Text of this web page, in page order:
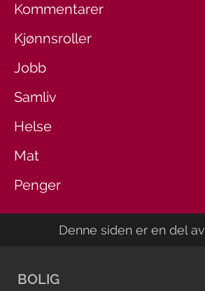
Kommentarer
Kjønnsroller
Jobb
Samliv
Helse
Mat
Penger
Denne siden er en del av
BOLIG